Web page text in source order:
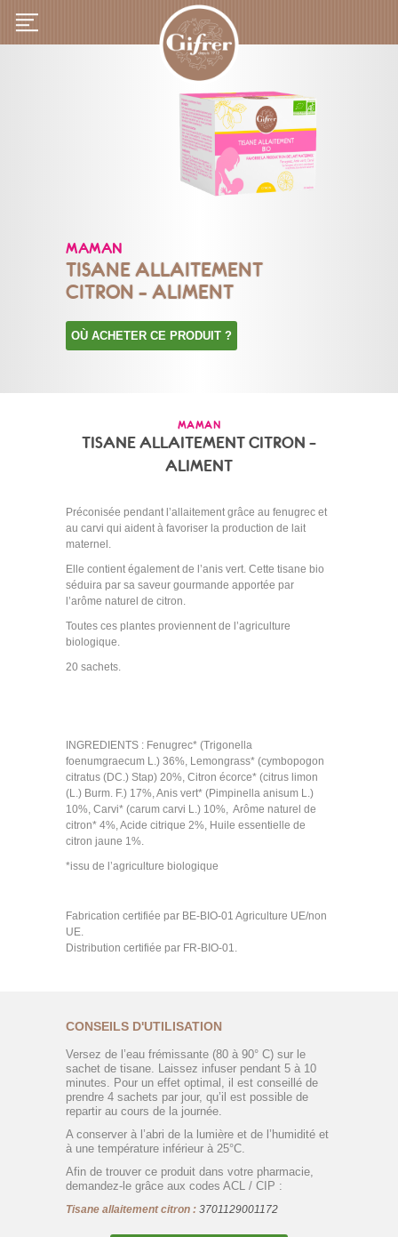
MAMAN
TISANE ALLAITEMENT
CITRON – ALIMENT
OÙ ACHETER CE PRODUIT ?
MAMAN
TISANE ALLAITEMENT CITRON –
ALIMENT
Préconisée pendant l’allaitement grâce au fenugrec et
au carvi qui aident à favoriser la production de lait
maternel.
Elle contient également de l’anis vert. Cette tisane bio
séduira par sa saveur gourmande apportée par
l’arôme naturel de citron.
Toutes ces plantes proviennent de l’agriculture
biologique.
20 sachets.
INGREDIENTS : Fenugrec* (Trigonella
foenumgraecum L.) 36%, Lemongrass* (cymbopogon
citratus (DC.) Stap) 20%, Citron écorce* (citrus limon
(L.) Burm. F.) 17%,Anis vert* (Pimpinella anisum L.)
10%, Carvi* (carum carvi L.) 10%, Arôme naturel de
citron* 4%, Acide citrique 2%, Huile essentielle de
citron jaune 1%.
*issu de l’agriculture biologique
Fabrication certifiée par BE-BIO-01 Agriculture UE/non
UE.
Distribution certifiée par FR-BIO-01.
CONSEILS D'UTILISATION
Versez de l’eau frémissante (80 à 90° C) sur le
sachet de tisane. Laissez infuser pendant 5 à 10
minutes. Pour un effet optimal, il est conseillé de
prendre 4 sachets par jour, qu’il est possible de
repartir au cours de la journée.
A conserver à l’abri de la lumière et de l’humidité et
à une température inférieur à 25°C.
Afin de trouver ce produit dans votre pharmacie,
demandez-le grâce aux codes ACL / CIP :
Tisane allaitement citron : 3701129001172